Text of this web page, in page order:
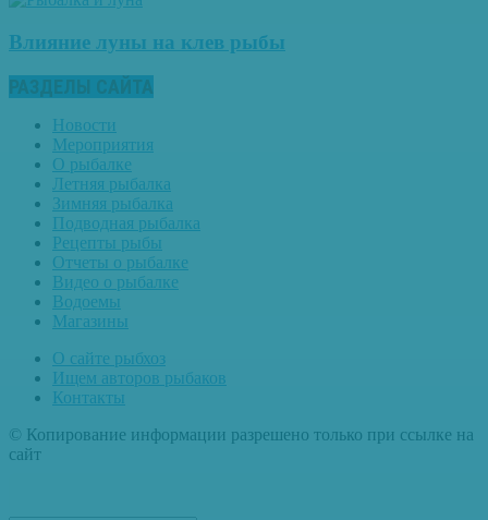
Влияние луны на клев рыбы
РАЗДЕЛЫ САЙТА
Новости
Мероприятия
О рыбалке
Летняя рыбалка
Зимняя рыбалка
Подводная рыбалка
Рецепты рыбы
Отчеты о рыбалке
Видео о рыбалке
Водоемы
Магазины
О сайте рыбхоз
Ищем авторов рыбаков
Контакты
© Копирование информации разрешено только при ссылке на
сайт